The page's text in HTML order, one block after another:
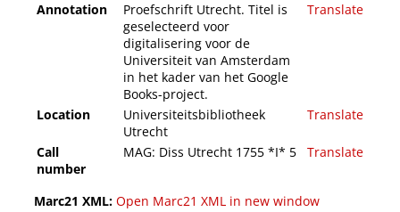
Annotation
Proefschrift Utrecht. Titel is
geselecteerd voor
digitalisering voor de
Universiteit van Amsterdam
in het kader van het Google
Books-project.
Translate
Location
Universiteitsbibliotheek
Utrecht
Translate
Call
number
MAG: Diss Utrecht 1755 *I* 5 Translate
Marc21 XML: Open Marc21 XML in new window